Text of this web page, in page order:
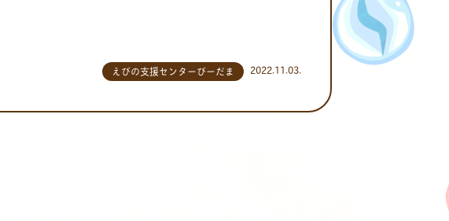
2022.11.03.
えびの支援センターびーだま